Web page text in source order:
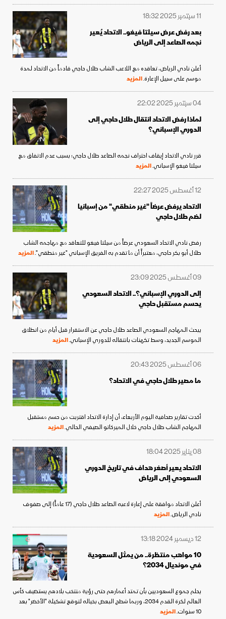
11 سبتمبر 2025 18:32
بعد رفض عرض سيلتا فيغو.. الاتحاد يُعير
نجمه الصاعد إلى الرياض
أعلن نادي الرياض، تعاقده مع اللاعب الشاب طلال حاجي قادماً من الاتحاد لمدة
موسم على سبيل الإعارة.المزيد
04 سبتمبر 2025 22:02
لماذا رفض الاتحاد انتقال طلال حاجي إلى
الدوري الإسباني؟
قرر نادي الاتحاد إيقاف احتراف نجمه الصاعد طلال حاجي؛ بسبب عدم الاتفاق مع
سيلتا فيغو الإسباني.المزيد
12 أغسطس 2025 22:27
الاتحاد يرفض عرضاً "غير منطقي" من إسبانيا
لضم طلال حاجي
رفض نادي الاتحاد السعودي عرضاً من سيلتا فيغو للتعاقد مع مهاجمه الشاب
طلال أبو بكر حاجي، معتبراً أن ما تقدم به الفريق الإسباني "غير منطقي".المزيد
09 أغسطس 2025 23:09
إلى الدوري الإسباني؟.. الاتحاد السعودي
يحسم مستقبل حاجي
يبحث المهاجم السعودي الصاعد طلال حاجي عن الاستقرار قبل أيام من انطلاق
الموسم الجديد، وسط تكهنات بانتقاله للدوري الإسباني.المزيد
06 أغسطس 2025 20:43
ما مصير طلال حاجي في الاتحاد؟
أكدت تقارير صحافية اليوم الأربعاء، أن إدارة الاتحاد اقتربت من حسم مستقبل
المهاجم الشاب طلال حاجي خلال الميركاتو الصيفي الحالي.المزيد
08 يناير 2025 18:04
الاتحاد يعير أصغر هداف في تاريخ الدوري
السعودي إلى الرياض
أعلن الاتحاد موافقة على إعارة لاعبه الصاعد طلال حاجي (17 عاماً) إلى صفوف
نادي الرياض.المزيد
12 ديسمبر 2024 13:18
10 مواهب منتظرة.. من يمثل السعودية
في مونديال 2034؟
يحلم جموع السعوديين بأن تمتد أعمارهم حتى رؤية منتخب بلادهم يستضيف كأس
العالم لكرة القدم 2034، وربما شطح البعض بخياله لتوقع تشكيلة "الأخضر" بعد
10 سنوات.
المزيد